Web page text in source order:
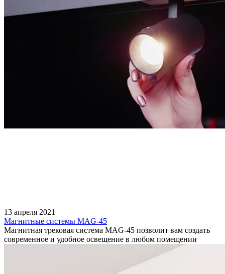
13 апреля 2021
Магнитные системы MAG-45
Магнитная трековая система MAG-45 позволит вам создать
современное и удобное освещение в любом помещении